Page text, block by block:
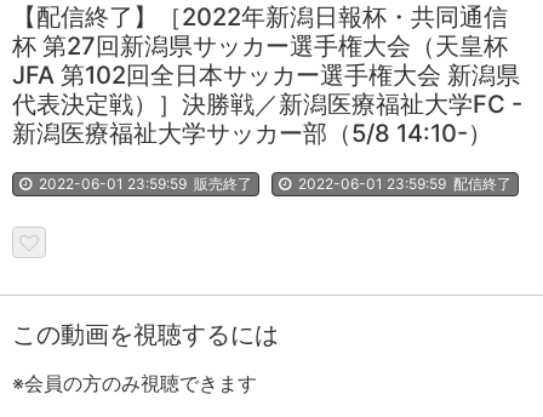
【配信終了】［2022年新潟日報杯・共同通信
杯 第27回新潟県サッカー選手権大会（天皇杯
JFA 第102回全日本サッカー選手権大会 新潟県
代表決定戦）］決勝戦／新潟医療福祉大学FC -
新潟医療福祉大学サッカー部（5/8 14:10-）
2022-06-01 23:59:59 販売終了 2022-06-01 23:59:59 配信終了
この動画を視聴するには
※会員の方のみ視聴できます